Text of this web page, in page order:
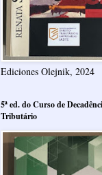
Ediciones Olejnik, 2024
5ª ed. do Curso de
Tributário